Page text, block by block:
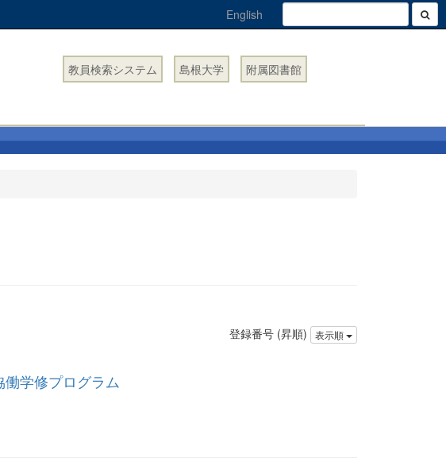
English
教員検索システム 島根大学 附属図書館
登録番号 (昇順) 表示順
学修プログラム